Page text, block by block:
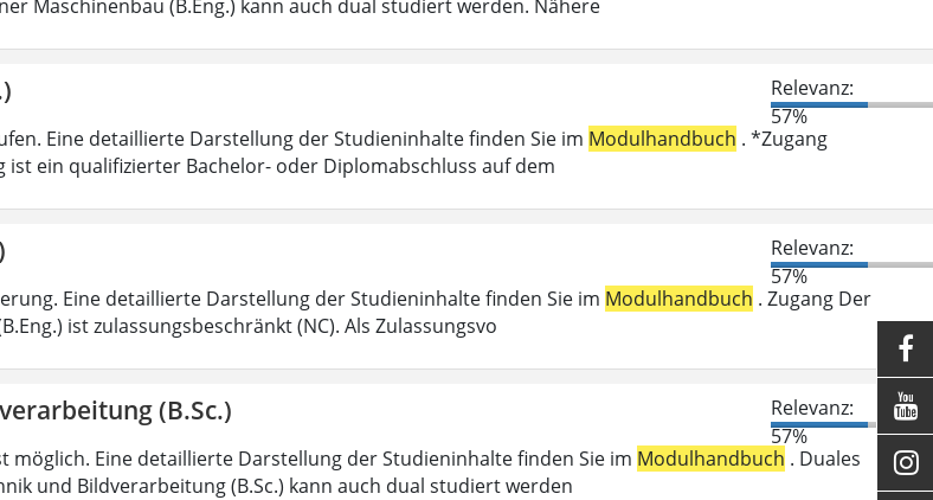
Maschinenbau (B.Eng.) kann auch dual studiert werden. Nähere
Relevanz:
57%
Eine detaillierte Darstellung der Studieninhalte finden Sie im Modulhandbuch . *Zugang
ist ein qualifizierter Bachelor- oder Diplomabschluss auf dem
Relevanz:
57%
Eine detaillierte Darstellung der Studieninhalte finden Sie im Modulhandbuch . Zugang Der
ist zulassungsbeschränkt (NC). Als Zulassungsvo
(B.Sc.)
Relevanz:
57%
möglich. Eine detaillierte Darstellung der Studieninhalte finden Sie im Modulhandbuch . Duales
und Bildverarbeitung (B.Sc.) kann auch dual studiert werden


